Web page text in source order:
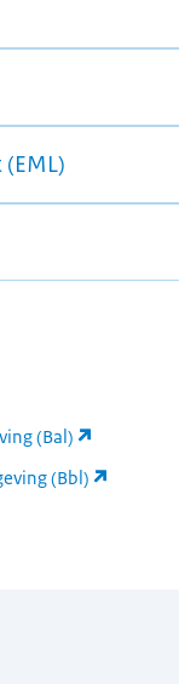
(Bal)
(Bbl)